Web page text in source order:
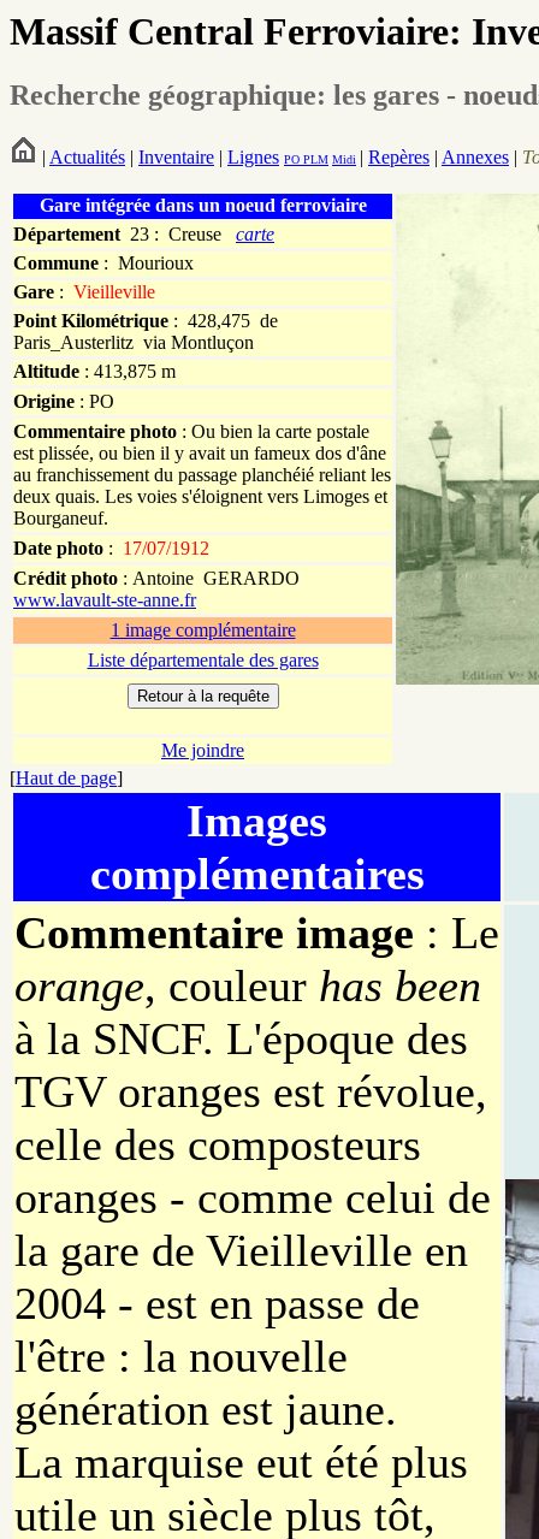
Massif Central Ferroviaire:
Recherche géographique: les gares -
| Actualités | Inventaire | Lignes PO PLM Midi | Repères | Annexes |
Gare intégrée dans un noeud ferroviaire
Département 23 : Creuse carte
Commune : Mourioux
Gare : Vieilleville
Point Kilométrique : 428,475 de
Paris_Austerlitz via Montluçon
Altitude : 413,875 m
Origine : PO
Commentaire photo : Ou bien la carte postale
est plissée, ou bien il y avait un fameux dos d'âne
au franchissement du passage planchéié reliant les
deux quais. Les voies s'éloignent vers Limoges et
Bourganeuf.
Date photo : 17/07/1912
Crédit photo : Antoine GERARDO
www.lavault-ste-anne.fr
1 image complémentaire
Liste départementale des gares
Me joindre
[Haut de page]
Images
complémentaires
Commentaire image : Le
orange, couleur has been
à la SNCF. L'époque des
TGV oranges est révolue,
celle des composteurs
oranges - comme celui de
la gare de Vieilleville en
2004 - est en passe de
l'être : la nouvelle
génération est jaune.
La marquise eut été plus
utile un siècle plus tôt,